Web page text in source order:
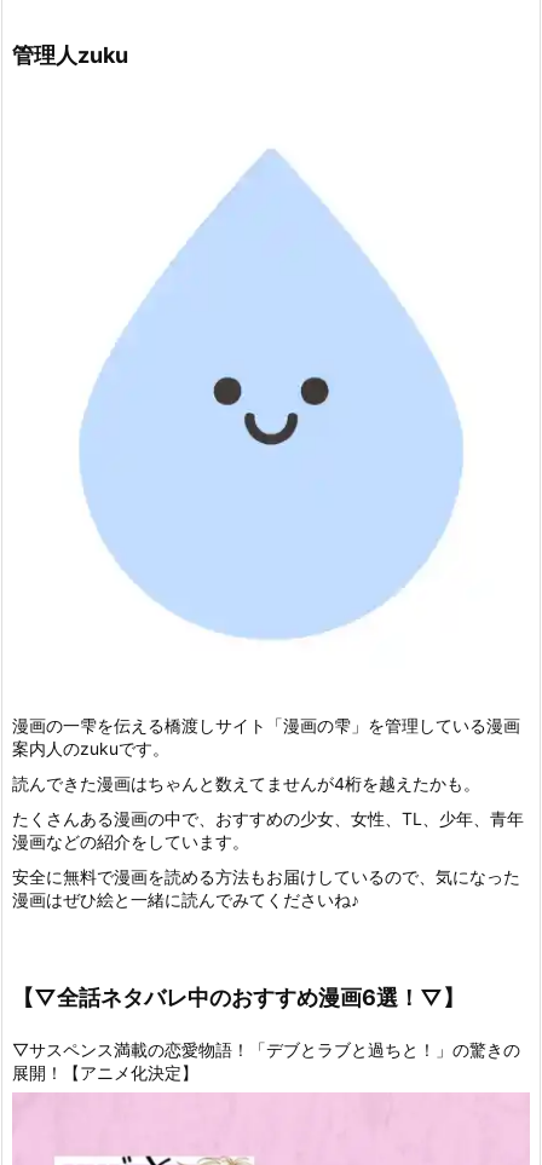
管理人zuku
漫画の一雫を伝える橋渡しサイト「漫画の雫」を管理している漫画
案内人のzukuです。
読んできた漫画はちゃんと数えてませんが4桁を越えたかも。
たくさんある漫画の中で、おすすめの少女、女性、TL、少年、青年
漫画などの紹介をしています。
安全に無料で漫画を読める方法もお届けしているので、気になった
漫画はぜひ絵と一緒に読んでみてくださいね♪
【▽全話ネタバレ中のおすすめ漫画6選！▽】
▽サスペンス満載の恋愛物語！「デブとラブと過ちと！」の驚きの
展開！【アニメ化決定】